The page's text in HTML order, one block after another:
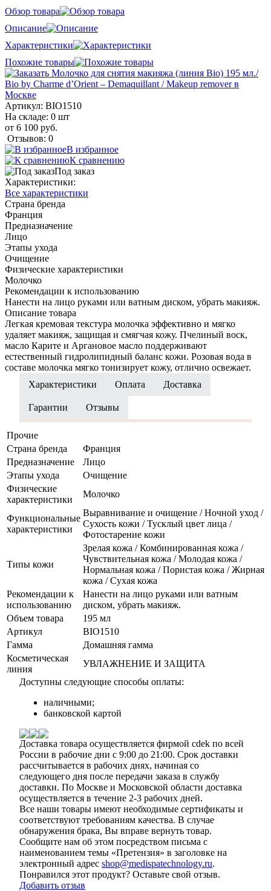
Обзор товара
Описание
Характеристики
Похожие товары
Артикул: BIO1510
На складе: 0 шт
от 6 100 руб.
Отзывов: 0
В избранное
К сравнению
Под заказ
Характеристики:
Все характеристики
Страна бренда
Франция
Предназначение
Лицо
Этапы ухода
Очищение
Физические характеристики
Молочко
Рекомендации к использованию
Нанести на лицо руками или ватным диском, убрать макияж.
Описание товара
Легкая кремовая текстура молочка эффективно и мягко
удаляет макияж, защищая и смягчая кожу. Пчелиный воск,
масло Карите и Аргановое масло поддерживают
естественный гидролипидный баланс кожи. Розовая вода в
составе молочка мягко тонизирует кожу, отлично освежает.
Характеристики
Оплата Доставка
Гарантии Отзывы
Прочие
Страна бренда
Франция
Предназначение
Лицо
Этапы ухода
Очищение
Физические
характеристики
Молочко
Функциональные
характеристики
Выравнивание и очищение / Ночной уход /
Сухость кожи / Тусклый цвет лица /
Фотостарение кожи
Типы кожи
Зрелая кожа / Комбинированная кожа /
Чувствительная кожа / Молодая кожа /
Нормальная кожа / Пористая кожа / Жирная
кожа / Сухая кожа
Рекомендации к
использованию
Нанести на лицо руками или ватным
диском, убрать макияж.
Объем товара
195 мл
Артикул
BIO1510
Гамма
Домашняя гамма
Косметическая
линия
УВЛАЖНЕНИЕ И ЗАЩИТА
Доступны следующие способы оплаты:
наличными;
банковской картой
Доставка товара осуществляется фирмой cdek по всей
России в рабочие дни с 9:00 до 21:00. Срок доставки
рассчитывается в рабочих днях, начиная со
следующего дня после передачи заказа в службу
доставки. По Москве и Московской области доставка
осуществляется в течение 2-3 рабочих дней.
Все наши товары имеют необходимые сертификаты и
соответствуют требованиям качества. В случае
обнаружения брака, Вы вправе вернуть товар.
Сообщите нам об этом посредством письма с
наименованием темы «Претензия» в заголовке на
электронный адрес shop@medispatechnology.ru.
Понравился этот продукт? Оставьте свой отзыв.
Добавить отзыв